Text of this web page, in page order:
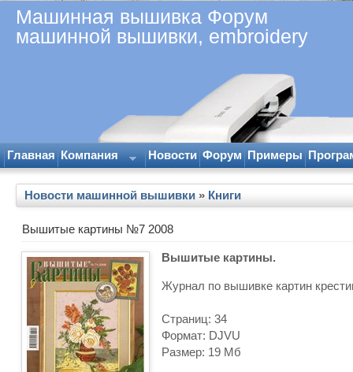
Машинная вышивка Форум
машинной вышивки, embroidery
Главная Компания Новости Форум Примеры
Новости машинной вышивки » Книги
Вышитые картины №7 2008
Вышитые картины.
Журнал по вышивке картин
Страниц: 34
Формат: DJVU
Размер: 19 Мб